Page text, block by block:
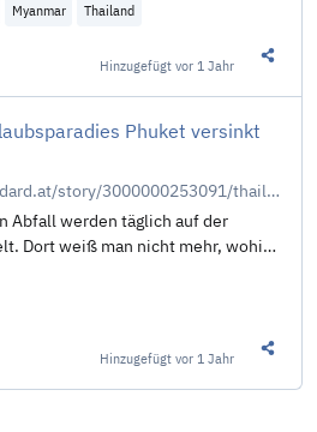
Myanmar Thailand
Hinzugefügtvor 1 Jahr
Phuket versinkt
https://www.derstandard.at/story/3000000253091/thailaendisches-urlaubsparadies-phuket-versinkt-im-muell
Abfall werden täglich auf der
Dort weiß man nicht mehr, wohin
Hinzugefügtvor 1 Jahr